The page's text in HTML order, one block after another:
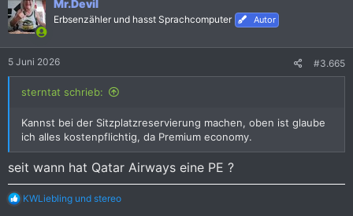
t
i
o
n
:
Mr.Devil
Erbsenzähler und hasst Sprachcomputer Autor
5 Juni 2026 #3.665
sterntat schrieb:
Kannst bei der Sitzplatzreservierung machen, oben ist glaube
ich alles kostenpflichtig, da Premium economy.
seit wann hat Qatar Airways eine PE ?
R
KWLiebling und stereo